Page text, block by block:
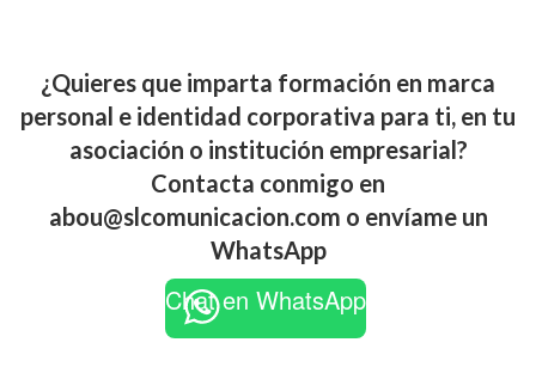
¿Quieres que imparta formación en marca
personal e identidad corporativa para ti, en tu
asociación o institución empresarial?
Contacta conmigo en
abou@slcomunicacion.com o envíame un
WhatsApp
Chat en WhatsApp